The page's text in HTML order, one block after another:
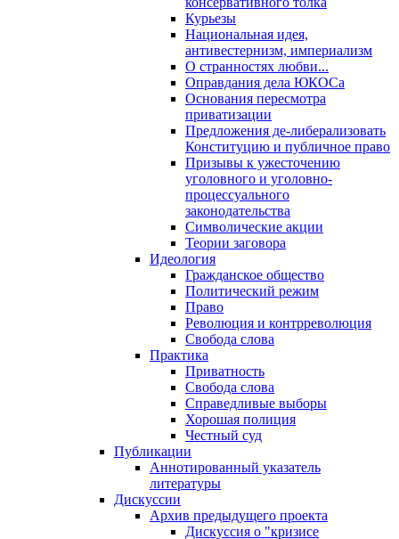
Курьезы
Национальная идея,
антивестернизм, империализм
О странностях любви...
Оправдания дела ЮКОСа
Основания пересмотра
приватизации
Предложения де-либерализовать
Конституцию и публичное право
Призывы к ужесточению
уголовного и уголовно-
процессуального
законодательства
Символические акции
Теории заговора
Идеология
Гражданское общество
Политический режим
Право
Революция и контрреволюция
Свобода слова
Практика
Приватность
Свобода слова
Справедливые выборы
Хорошая полиция
Честный суд
Публикации
Аннотированный указатель
литературы
Дискуссии
Архив предыдущего проекта
Дискуссия о "кризисе